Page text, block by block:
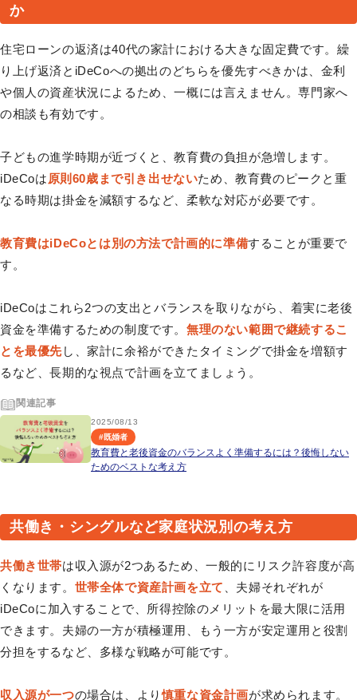
か
住宅ローンの返済は40代の家計における大きな固定費です。繰
り上げ返済とiDeCoへの拠出のどちらを優先すべきかは、金利
や個人の資産状況によるため、一概には言えません。専門家へ
の相談も有効です。
子どもの進学時期が近づくと、教育費の負担が急増します。
iDeCoは原則60歳まで引き出せないため、教育費のピークと重
なる時期は掛金を減額するなど、柔軟な対応が必要です。
教育費はiDeCoとは別の方法で計画的に準備することが重要で
す。
iDeCoはこれら2つの支出とバランスを取りながら、着実に老後
資金を準備するための制度です。 無理のない範囲で継続するこ
とを最優先し、家計に余裕ができたタイミングで掛金を増額す
るなど、長期的な視点で計画を立てましょう。
関連記事
2025/08/13
#既婚者
教育費と老後資金のバランスよく準備するには？後悔しない
ためのベストな考え方
共働き・シングルなど家庭状況別の考え方
共働き世帯は収入源が2つあるため、一般的にリスク許容度が高
くなります。 世帯全体で資産計画を立て 、夫婦それぞれが
iDeCoに加入することで、所得控除のメリットを最大限に活用
できます。夫婦の一方が積極運用、もう一方が安定運用と役割
分担をするなど、多様な戦略が可能です。
収入源が一つの場合は、より慎重な資金計画が求められます。